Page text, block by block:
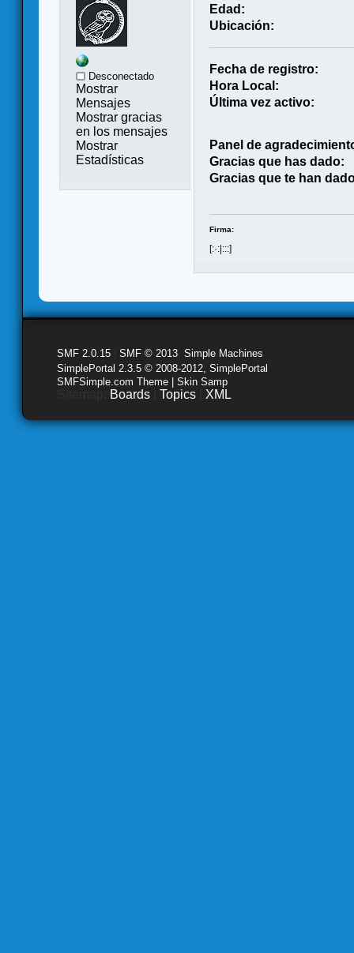
Desconectado
Mostrar
Mensajes
Mostrar gracias
en los mensajes
Mostrar
Estadísticas
Edad:
Ubicación:
Fecha de registro:
Hora Local:
Última vez activo:
Panel de
Gracias que has dado:
Gracias que te han
Firma:
[:·:|:::]
SMF 2.0.15 SMF © 2013 Simple Machines
SimplePortal 2.3.5 © 2008-2012, SimplePortal
SMFSimple.com Theme | Skin Samp
Boards Topics XML